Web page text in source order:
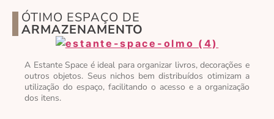
ÓTIMO ESPAÇO DE
ARMAZENAMENTO
A Estante Space é ideal para organizar livros, decorações e
outros objetos. Seus nichos bem distribuídos otimizam a
utilização do espaço, facilitando o acesso e a organização
dos itens.